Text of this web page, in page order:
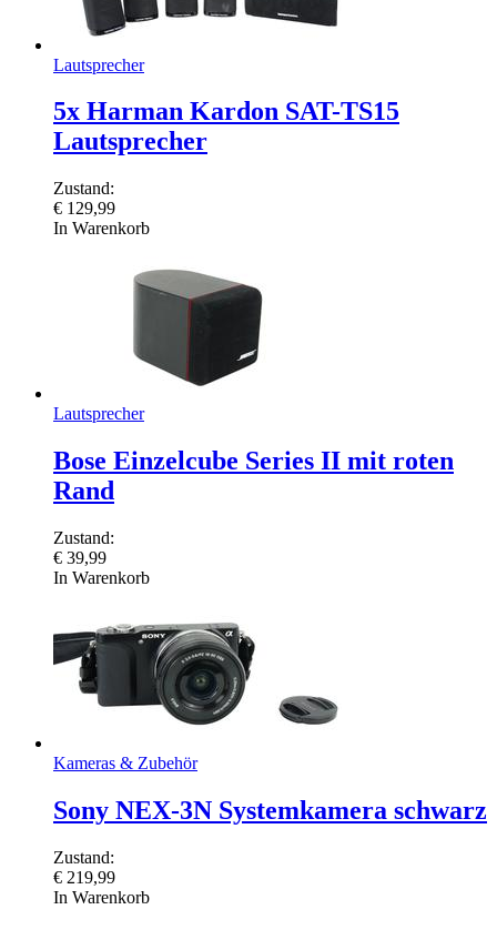
Lautsprecher
5x Harman Kardon SAT-TS15
Lautsprecher
Zustand:
€ 129,99
In Warenkorb
Lautsprecher
Bose Einzelcube Series II mit roten
Rand
Zustand:
€ 39,99
In Warenkorb
Kameras & Zubehör
Sony NEX-3N Systemkamera schwarz
Zustand:
€ 219,99
In Warenkorb